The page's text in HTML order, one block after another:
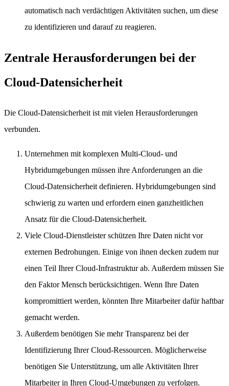
automatisch nach verdächtigen Aktivitäten suchen, um diese
zu identifizieren und darauf zu reagieren.
Zentrale Herausforderungen bei der
Cloud-Datensicherheit
Die Cloud-Datensicherheit ist mit vielen Herausforderungen
verbunden.
Unternehmen mit komplexen Multi-Cloud- und
Hybridumgebungen müssen ihre Anforderungen an die
Cloud-Datensicherheit definieren. Hybridumgebungen sind
schwierig zu warten und erfordern einen ganzheitlichen
Ansatz für die Cloud-Datensicherheit.
Viele Cloud-Dienstleister schützen Ihre Daten nicht vor
externen Bedrohungen. Einige von ihnen decken zudem nur
einen Teil Ihrer Cloud-Infrastruktur ab. Außerdem müssen Sie
den Faktor Mensch berücksichtigen. Wenn Ihre Daten
kompromittiert werden, könnten Ihre Mitarbeiter dafür haftbar
gemacht werden.
Außerdem benötigen Sie mehr Transparenz bei der
Identifizierung Ihrer Cloud-Ressourcen. Möglicherweise
benötigen Sie Unterstützung, um alle Aktivitäten Ihrer
Mitarbeiter in Ihren Cloud-Umgebungen zu verfolgen.